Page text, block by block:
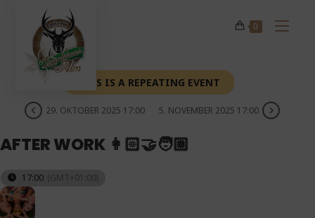
springen
0
THIS IS A REPEATING EVENT
29. OKTOBER 2025 17:00 5. NOVEMBER 2025 17:00
AFTER WORK 👩🏻‍🤝‍🧑🏼
17:00 (GMT+01:00)